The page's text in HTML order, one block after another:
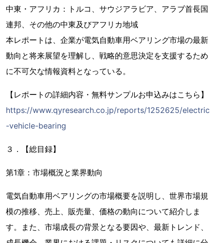
中東・アフリカ：トルコ、サウジアラビア、アラブ首長国
連邦、その他の中東及びアフリカ地域
本レポートは、企業が電気自動車用ベアリング市場の最新
動向と将来展望を理解し、戦略的意思決定を支援するため
に不可欠な情報資料となっている。
【レポートの詳細内容・無料サンプルお申込みはこちら】
https://www.qyresearch.co.jp/reports/1252625/electric
-vehicle-bearing
３．【総目録】
第1章：市場概況と業界動向
電気自動車用ベアリングの市場概要を説明し、世界市場規
模の推移、売上、販売量、価格の動向について紹介しま
す。また、市場成長の背景となる要因や、最新トレンド、